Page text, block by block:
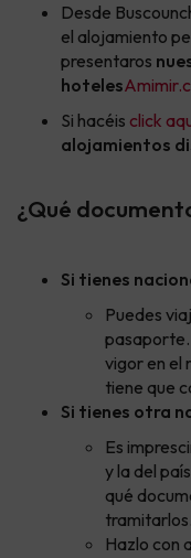
Desde
el alojamiento
presentaros
hoteles
Si hacéis click
alojamientos
¿Qué
Si tienes
Puedes
pasaporte.
vigor en el
tiene que
Si tienes otra
Es
y la del
qué
tramitarlos.
Hazlo con